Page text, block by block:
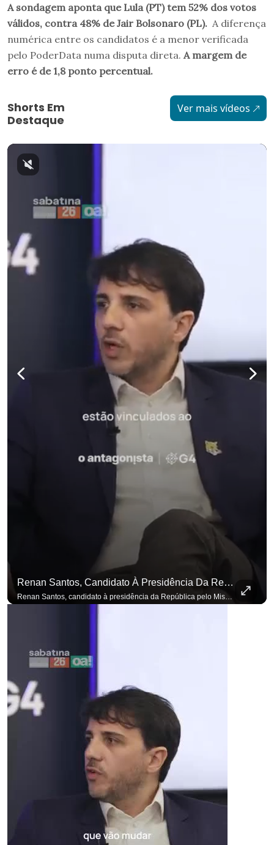
A sondagem aponta que Lula (PT) tem 52% dos votos
válidos, contra 48% de Jair Bolsonaro (PL). A diferença
numérica entre os candidatos é a menor verificada
pelo PoderData numa disputa direta. A margem de
erro é de 1,8 ponto percentual.
Shorts Em
Destaque
Ver mais vídeos
Renan Santos, Candidato À Presidência Da República Pelo Missão, Defende Aplicar Reformas Fiscais
Renan Santos, candidato à presidência da República pelo Missão, defende aplicar reformas fiscais impopulares para conter aumento incontrolado dos gastos e dívida pública, garantindo que essas medidas afetarão positivamente o ambiente econômico no Brasil. Se você busca informação com credibilidade, inscreva-se agora e ative o